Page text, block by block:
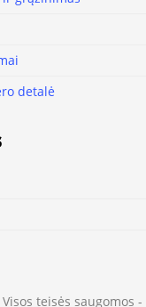
detalė
teisės saugomos -